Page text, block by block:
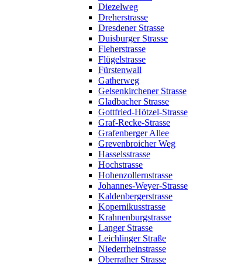
Diezelweg
Dreherstrasse
Dresdener Strasse
Duisburger Strasse
Fleherstrasse
Flügelstrasse
Fürstenwall
Gatherweg
Gelsenkirchener Strasse
Gladbacher Strasse
Gottfried-Hötzel-Strasse
Graf-Recke-Strasse
Grafenberger Allee
Grevenbroicher Weg
Hasselsstrasse
Hochstrasse
Hohenzollernstrasse
Johannes-Weyer-Strasse
Kaldenbergerstrasse
Kopernikusstrasse
Krahnenburgstrasse
Langer Strasse
Leichlinger Straße
Niederrheinstrasse
Oberrather Strasse